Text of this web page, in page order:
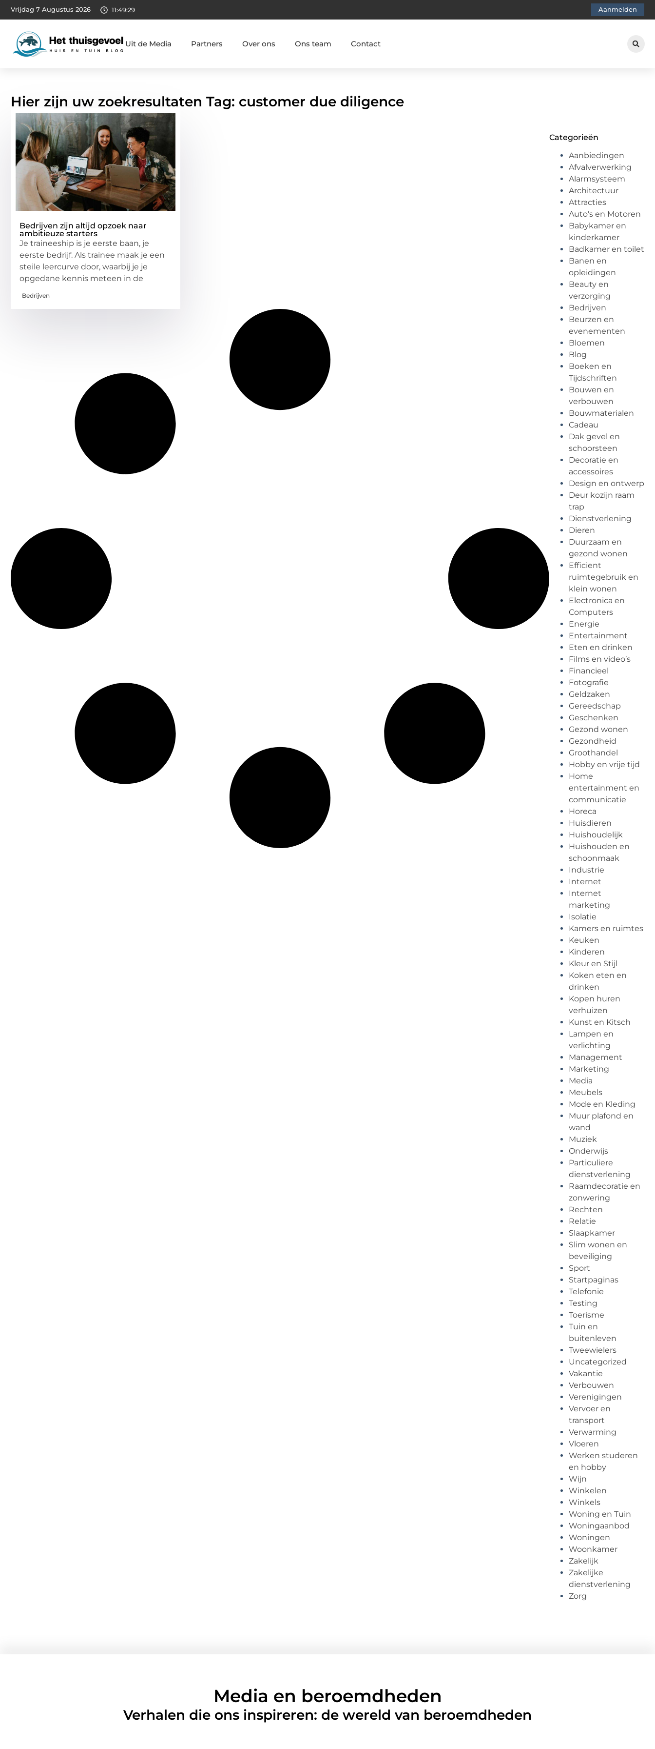
Vrijdag 7 Augustus 2026 11:49:30 Aanmelden
Uit de Media Partners Over ons Ons team Contact
Hier zijn uw zoekresultaten Tag: customer due diligence
Bedrijven zijn altijd opzoek naar
ambitieuze starters
Je traineeship is je eerste baan, je
eerste bedrijf. Als trainee maak je een
steile leercurve door, waarbij je je
opgedane kennis meteen in de
Bedrijven
Categorieën
Aanbiedingen
Afvalverwerking
Alarmsysteem
Architectuur
Attracties
Auto's en Motoren
Babykamer en
kinderkamer
Badkamer en toilet
Banen en
opleidingen
Beauty en
verzorging
Bedrijven
Beurzen en
evenementen
Bloemen
Blog
Boeken en
Tijdschriften
Bouwen en
verbouwen
Bouwmaterialen
Cadeau
Dak gevel en
schoorsteen
Decoratie en
accessoires
Design en ontwerp
Deur kozijn raam
trap
Dienstverlening
Dieren
Duurzaam en
gezond wonen
Efficient
ruimtegebruik en
klein wonen
Electronica en
Computers
Energie
Entertainment
Eten en drinken
Films en video’s
Financieel
Fotografie
Geldzaken
Gereedschap
Geschenken
Gezond wonen
Gezondheid
Groothandel
Hobby en vrije tijd
Home
entertainment en
communicatie
Horeca
Huisdieren
Huishoudelijk
Huishouden en
schoonmaak
Industrie
Internet
Internet
marketing
Isolatie
Kamers en ruimtes
Keuken
Kinderen
Kleur en Stijl
Koken eten en
drinken
Kopen huren
verhuizen
Kunst en Kitsch
Lampen en
verlichting
Management
Marketing
Media
Meubels
Mode en Kleding
Muur plafond en
wand
Muziek
Onderwijs
Particuliere
dienstverlening
Raamdecoratie en
zonwering
Rechten
Relatie
Slaapkamer
Slim wonen en
beveiliging
Sport
Startpaginas
Telefonie
Testing
Toerisme
Tuin en
buitenleven
Tweewielers
Uncategorized
Vakantie
Verbouwen
Verenigingen
Vervoer en
transport
Verwarming
Vloeren
Werken studeren
en hobby
Wijn
Winkelen
Winkels
Woning en Tuin
Woningaanbod
Woningen
Woonkamer
Zakelijk
Zakelijke
dienstverlening
Zorg
Media en beroemdheden
Verhalen die ons inspireren: de wereld van beroemdheden